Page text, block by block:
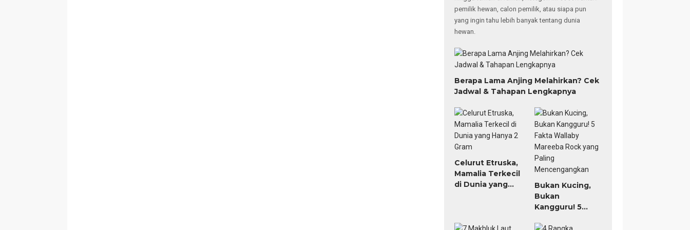
pemilik hewan, calon pemilik, atau siapa pun
yang ingin tahu lebih banyak tentang dunia
hewan.
Berapa Lama Anjing Melahirkan? Cek
Jadwal & Tahapan Lengkapnya
Celurut Etruska,
Mamalia Terkecil
di Dunia yang
Bukan Kucing,
Bukan
Kangguru! 5